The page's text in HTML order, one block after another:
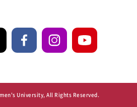
University, All Rights Reserved.